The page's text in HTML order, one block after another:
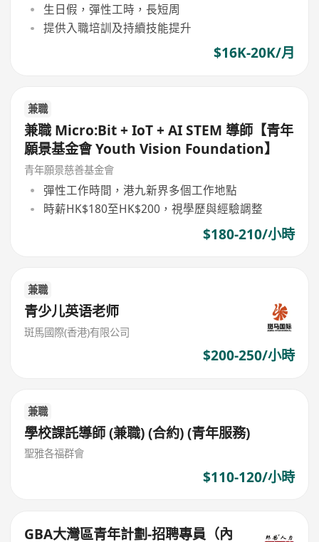
生日假，彈性工時，長短周
提供入職培訓及持續技能提升
$16K-20K/月
兼職
兼職 Micro:Bit + IoT + AI STEM 導師【青年
願景基金會 Youth Vision Foundation】
青年願景慈善基金會
彈性工作時間，港九新界多個工作地點
時薪HK$180至HK$200，視學歷與經驗調整
$180-210/小時
兼職
青少儿英语老师
斑馬國際(香港)有限公司
$200-250/小時
兼職
學校課託導師 (兼職) (合約) (青年服務)
聖雅各福群會
$110-120/小時
GBA大灣區青年計劃-招聘專員（內